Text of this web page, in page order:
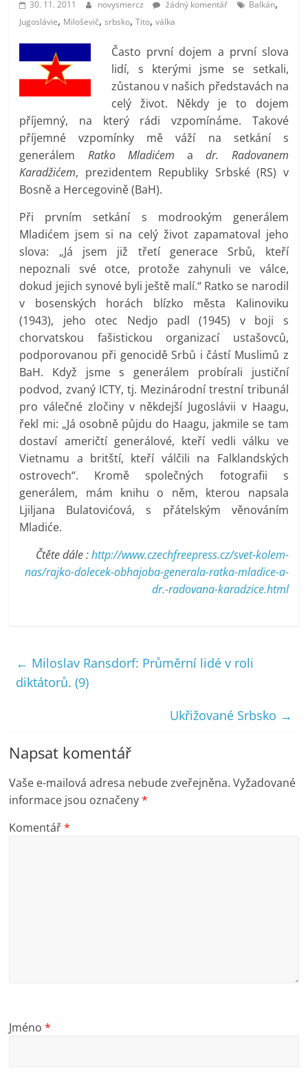
prospívá?
30. 11. 2011 novysmercz žádný komentář Balkán,
Jugoslávie, Miloševič,srbsko,Tito,válka
Často první dojem a první slova
lidí, s kterými jsme se setkali,
zůstanou v našich představách na
celý život. Někdy je to dojem
příjemný, na který rádi vzpomínáme. Takové
příjemné vzpomínky mě váží na setkání s
generálem Ratko Mladićem adr. Radovanem
Karadžićem, prezidentem Republiky Srbské (RS) v
Bosně a Hercegovině (BaH).
Při prvním setkání s modrookým generálem
Mladićem jsem si na celý život zapamatoval jeho
slova: „Já jsem již třetí generace Srbů, kteří
nepoznali své otce, protože zahynuli ve válce,
dokud jejich synové byli ještě malí.“ Ratko se narodil
v bosenských horách blízko města Kalinoviku
(1943), jeho otec Nedjo padl (1945) v boji s
chorvatskou fašistickou organizací ustašovců,
podporovanou při genocidě Srbů i částí Muslimů z
BaH. Když jsme s generálem probírali justiční
podvod, zvaný ICTY, tj. Mezinárodní trestní tribunál
pro válečné zločiny v někdejší Jugoslávii v Haagu,
řekl mi: „Já osobně půjdu do Haagu, jakmile se tam
dostaví američtí generálové, kteří vedli válku ve
Vietnamu a britští, kteří válčili na Falklandských
ostrovech“. Kromě společných fotografii s
generálem, mám knihu o něm, kterou napsala
Ljiljana Bulatovićová, s přátelským věnováním
Mladiće.
Čtěte dále :http://www.czechfreepress.cz/svet-kolem-
nas/rajko-dolecek-obhajoba-generala-ratka-mladice-a-
dr.-radovana-karadzice.html
← Miloslav Ransdorf: Průměrní lidé v roli
diktátorů. (9)
Ukřižované Srbsko →
Napsat komentář
Vaše e-mailová adresa nebude zveřejněna. Vyžadované
informace jsou označeny*
Komentář*
Jméno*